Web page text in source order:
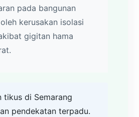
pada bangunan
kerusakan isolasi
gigitan hama
tikus di Semarang
pendekatan terpadu.